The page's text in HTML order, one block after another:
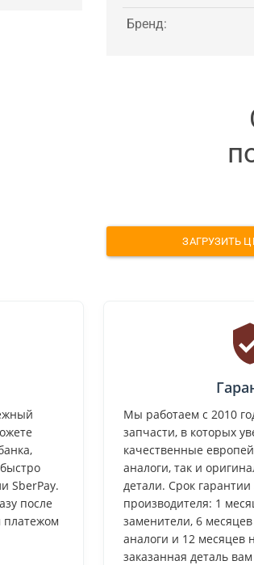
Бренд:
ЗАГРУЗИТЬ
SberPay.
после
Мы работаем с 2010
запчасти, в которых
качественные
аналоги, так и
детали. Срок гарантии
производителя: 1
заменители, 6
аналоги и 12 месяцев
заказанная деталь